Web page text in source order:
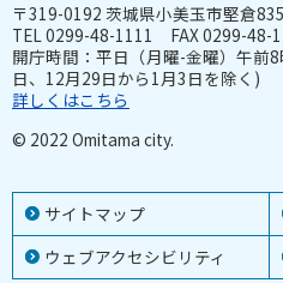
サイトマップ
ウェブアクセシビリティ
〒319-0192 茨城県小美玉市堅倉835
TEL 0299-48-1111 FAX 0299-48-
開庁時間：平日（月曜-金曜）午前
日、12月29日から1月3日を除く)
詳しくはこちら
© 2022 Omitama city.